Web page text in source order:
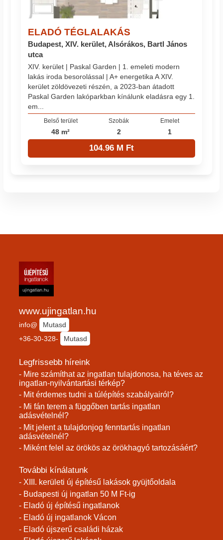
ELADÓ TÉGLALAKÁS
Budapest, XIV. kerület, Alsórákos, Bartl János
utca
XIV. kerület | Paskal Garden | 1. emeleti modern
lakás iroda besorolással | A+ energetika A XIV.
kerület zöldövezeti részén, a 2023-ban átadott
Paskal Garden lakóparkban kínálunk eladásra egy 1.
em...
Belső terület
48 m²
Szobák
2
Emelet
1
104.96 M Ft
www.ujingatlan.hu
info@
Mutasd
+36-30-328-
Mutasd
Legfrissebb híreink
- Mire számíthat az ingatlan tulajdonosa, ha téves az
ingatlan-nyilvántartási térkép?
- Mit érdemes tudni a túlépítés szabályairól?
- Mi fán terem a függőben tartás ingatlan
adásvételnél?
- Mit jelent a tulajdonjog fenntartás ingatlan
adásvételnél?
- Miként felel az örökös az örökhagyó tartozásáért?
További kínálatunk
- XIII. kerületi új építésű lakások gyüjtőoldala
- Budapesti új ingatlan 50 M Ft-ig
- Eladó új építésű ingatlanok
- Eladó új ingatlanok Vácon
- Eladó újszerű családi házak